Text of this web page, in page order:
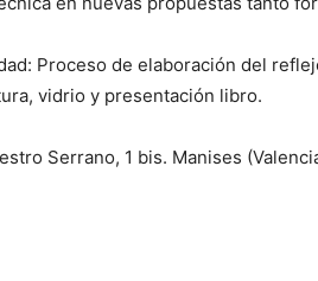
Proceso de elaboración del
vidrio y presentación libro.
Serrano, 1 bis. Manises